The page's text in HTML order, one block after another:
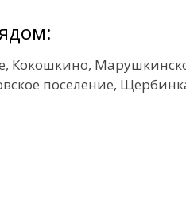
Кокошкино
поселение